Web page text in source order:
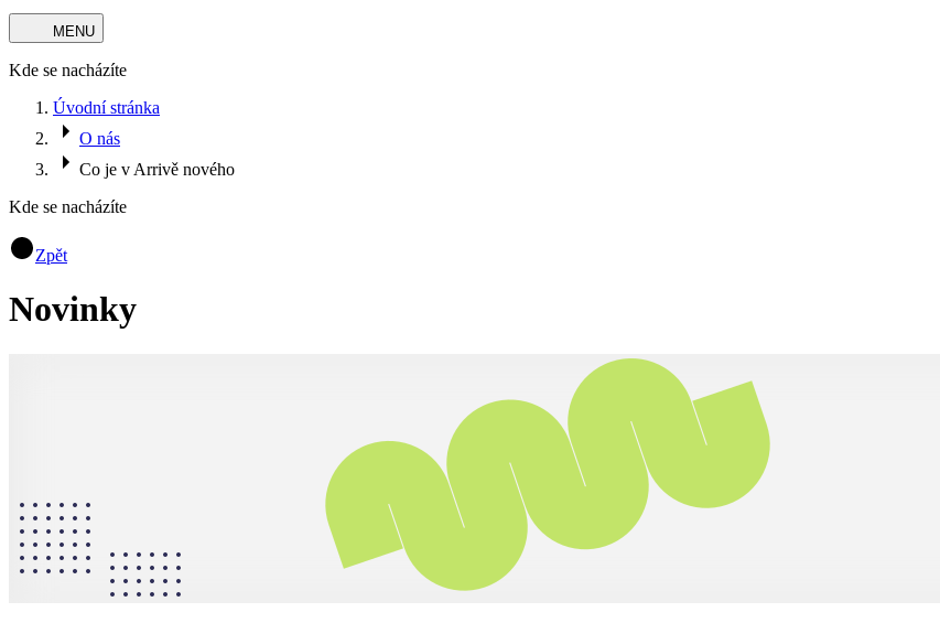
MENU
Kde se nacházíte
Úvodní stránka
O nás
Co je v Arrivě nového
Kde se nacházíte
Zpět
Novinky